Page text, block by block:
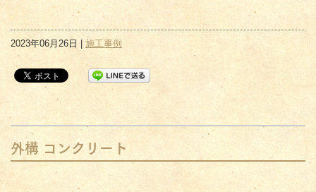
2023年06月26日 | 施工事例
外構 コンクリート